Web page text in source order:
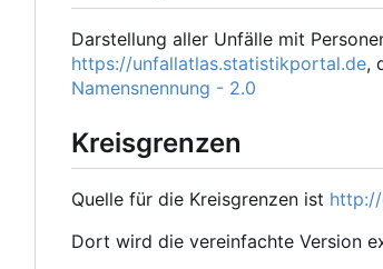
Darstellung aller Unfälle mit
https://unfallatlas.statistikportal.de,
Namensnennung - 2.0
Kreisgrenzen
Quelle für die Kreisgrenzen ist
Dort wird die vereinfachte Version